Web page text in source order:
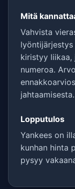
Mitä
Vahvista
lyöntijärjestys
kiristyy liikaa,
numeroa.
jahtaamisesta.
Lopputulos
Yankees on
kunhan hinta
pysyy